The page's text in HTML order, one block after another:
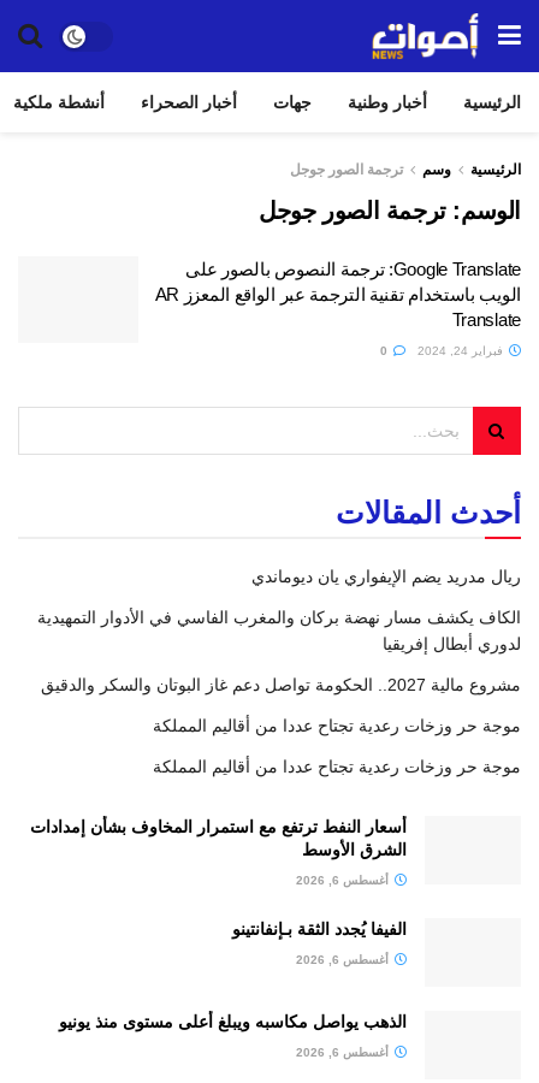
الرئيسية أخبار وطنية جهات أخبار الصحراء أنشطة ملكية
الرئيسية وسم ترجمة الصور جوجل
الوسم:ترجمة الصور جوجل
Google Translate: ترجمة النصوص بالصور على
الويب باستخدام تقنية الترجمة عبر الواقع المعزز AR
Translate
فبراير 24, 2024
أحدث المقالات
ريال مدريد يضم الإيفواري يان ديوماندي
الكاف يكشف مسار نهضة بركان والمغرب الفاسي في الأدوار التمهيدية
لدوري أبطال إفريقيا
مشروع مالية 2027.. الحكومة تواصل دعم غاز البوتان والسكر والدقيق
موجة حر وزخات رعدية تجتاح عددا من أقاليم المملكة
موجة حر وزخات رعدية تجتاح عددا من أقاليم المملكة
أسعار النفط ترتفع مع استمرار المخاوف بشأن إمدادات
الشرق الأوسط
أغسطس 6, 2026
الفيفا يُجدد الثقة بـإنفانتينو
أغسطس 6, 2026
الذهب يواصل مكاسبه ويبلغ أعلى مستوى منذ يونيو
أغسطس 6, 2026